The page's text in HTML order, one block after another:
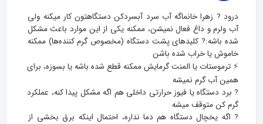
درود ? زهرا خانماگه آب سرد آبسردکن دستگاهتون کار میکنه ولی
آب ولرم و داغ فعال نمیشن، ممکنه یکی از این موارد باعث مشکل
شده باشه:? کلیدهای پشت دستگاه (مخصوص گرم‌ کننده‌ها) ممکنه
⚡️ ترموستات یا المنت گرمایش ممکنه قطع شده باشه یا بسوزه، برای
? برد دستگاه یا فیوز حرارتی داخلی هم اگه مشکل پیدا کنه، عملکرد
? اگه یخچال دستگاه هم دما نداره، احتمال اینکه برق بخشی از